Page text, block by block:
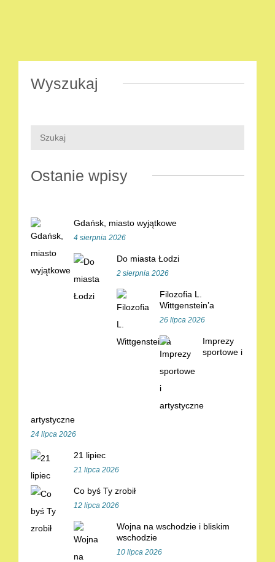
Wyszukaj
Ostanie wpisy
Gdańsk, miasto wyjątkowe
4 sierpnia 2026
Do miasta Łodzi
2 sierpnia 2026
Filozofia L.
Wittgenstein’a
26 lipca 2026
Imprezy
sportowe i
artystyczne
24 lipca 2026
21 lipiec
21 lipca 2026
Co byś Ty zrobił
12 lipca 2026
Wojna na wschodzie i bliskim
wschodzie
10 lipca 2026